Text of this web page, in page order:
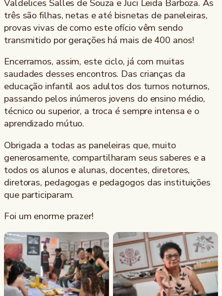
Valdelices Salles de Souza e Juci Leida Barboza. As
três são filhas, netas e até bisnetas de paneleiras,
provas vivas de como este ofício vêm sendo
transmitido por gerações há mais de 400 anos!
Encerramos, assim, este ciclo, já com muitas
saudades desses encontros. Das crianças da
educação infantil aos adultos dos turnos noturnos,
passando pelos inúmeros jovens do ensino médio,
técnico ou superior, a troca é sempre intensa e o
aprendizado mútuo.
Obrigada a todas as paneleiras que, muito
generosamente, compartilharam seus saberes e a
todos os alunos e alunas, docentes, diretores,
diretoras, pedagogas e pedagogos das instituições
que participaram.
Foi um enorme prazer!